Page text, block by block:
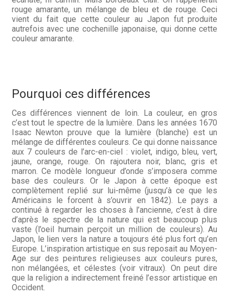
rouge amarante, un mélange de bleu et de rouge. Ceci
vient du fait que cette couleur au Japon fut produite
autrefois avec une cochenille japonaise, qui donne cette
couleur amarante.
Pourquoi ces différences
Ces différences viennent de loin.
La couleur, en gros
c’est tout le spectre de la lumière. Dans les années 1670
Isaac Newton prouve que la lumière (blanche) est un
mélange de différentes couleurs. Ce qui donne naissance
aux 7 couleurs de l’arc-en-ciel : violet, indigo, bleu, vert,
jaune, orange, rouge. On rajoutera noir, blanc, gris et
marron. Ce modèle longueur d’onde s’imposera comme
base des couleurs. Or le Japon à cette époque est
complètement replié sur lui-même (jusqu’à ce que les
Américains le forcent à s’ouvrir en 1842). Le pays a
continué à regarder les choses à l’ancienne, c’est à dire
d’après le spectre de la nature qui est beaucoup plus
vaste (l’oeil humain perçoit un million de couleurs). Au
Japon, le lien vers la nature a toujours été plus fort qu’en
Europe. L’inspiration artistique en sus reposait au Moyen-
Age sur des peintures religieuses aux couleurs pures,
non mélangées, et célestes (voir vitraux). On peut dire
que la religion a indirectement freiné l’essor artistique en
Occident.